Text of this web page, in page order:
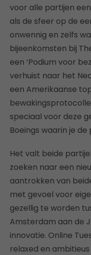
voor alle partijen
als de sfeer op de
onwennig en zelfs
bijeenkomsten bij
een ‘Podium voor
verhuist naar het
een Amerikaanse
speciaal voor deze
Boeings waarin je
Het valt beide
zoeken naar een
aantrokken van
met gevoel voor
gezellig te worden
Amsterdam aan de
innovatie. Online
relaxed en